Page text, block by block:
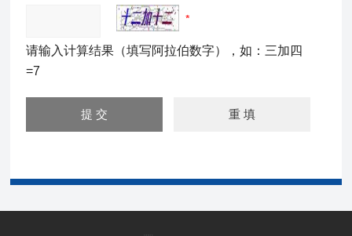
请输入计算结果（填写阿拉伯数字），如：三加四
=7